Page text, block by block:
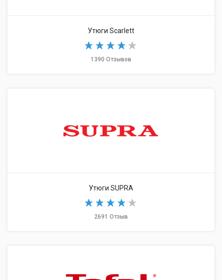
Утюги Scarlett
1390 Отзывов
Утюги SUPRA
2691 Отзыв